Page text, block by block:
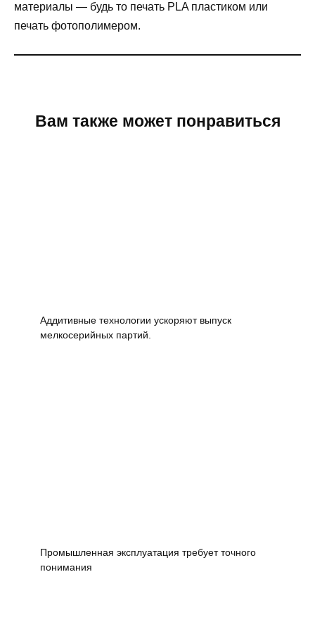
материалы — будь то печать PLA пластиком или
печать фотополимером.
Вам также может понравиться
Аддитивные технологии ускоряют выпуск
мелкосерийных партий.
Промышленная эксплуатация требует точного
понимания